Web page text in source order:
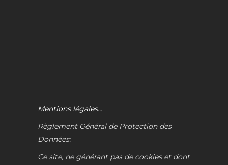
Mentions légales…
Règlement Général de Protection des
Données:
Ce site, ne générant pas de cookies et dont